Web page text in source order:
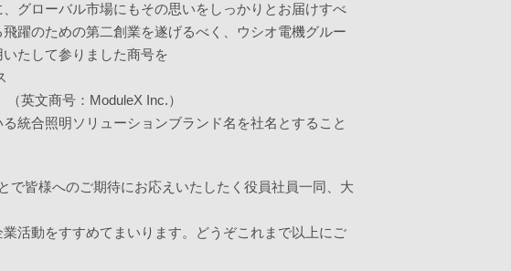
グローバル市場にもその思いをしっかりとお届けすべ
躍のための第二創業を遂げるべく、ウシオ電機グルー
たして参りました商号を
文商号：ModuleX Inc.）
統合照明ソリューションブランド名を社名とすること
で皆様へのご期待にお応えいたしたく役員社員一同、大
活動をすすめてまいります。どうぞこれまで以上にご